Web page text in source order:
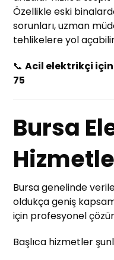
Özellikle eski
sorunları, uzman
tehlikelere yol
📞Acil elektrikçi için
75
Bursa
Bursa genelinde
oldukça geniş
için profesyonel
Başlıca hizmetler